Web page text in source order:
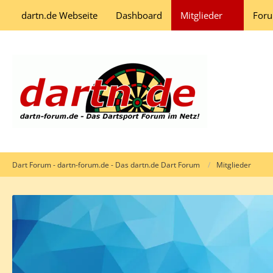
dartn.de Webseite Dashboard Mitglieder
Dart Forum - dartn-forum.de - Das dartn.de Dart Forum Mitglieder